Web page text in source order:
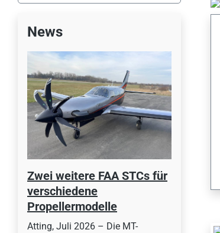
News
Zwei weitere FAA STCs für
verschiedene
Propellermodelle
Atting, Juli 2026 – Die MT-